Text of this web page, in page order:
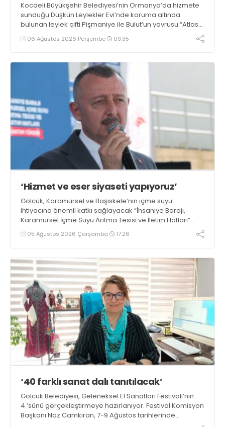
Kocaeli Büyükşehir Belediyesi’nin Ormanya’da hizmete
sunduğu Düşkün Leylekler Evi’nde koruma altında
bulunan leylek çifti Pişmaniye ile Bulut’un yavrusu “Atlas”,
Büyükşehir’in yaban hayatını koruma çalışmalarının yeni
simgesi oldu
06 Ağustos 2026 Perşembe 09:35
‘Hizmet ve eser siyaseti yapıyoruz’
Gölcük, Karamürsel ve Başiskele’nin içme suyu
ihtiyacına önemli katkı sağlayacak “İhsaniye Barajı,
Karamürsel İçme Suyu Arıtma Tesisi ve İletim Hatları”
projesinin tanıtım töreninde konuşan Büyükşehir
Belediye Başkanı Tahir Büyükakın, “Hizmet ve eser
05 Ağustos 2026 Çarşamba 17:26
‘40 farklı sanat dalı tanıtılacak’
Gölcük Belediyesi, Geleneksel El Sanatları Festivali’nin
4.’sünü gerçekleştirmeye hazırlanıyor. Festival Komisyon
Başkanı Naz Camkıran, 7-9 Ağustos tarihlerinde